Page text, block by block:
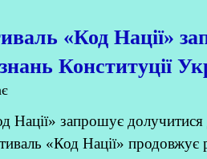
«Код Нації»
Конституції
Нації» запрошує долучитися
«Код Нації» продовжує